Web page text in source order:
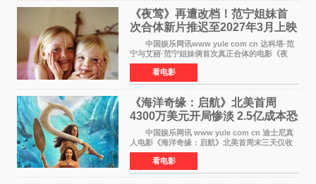
《夜莺》再遭改档！范宁姐妹首
次合体新片推迟至2027年3月上映
中国娱乐网讯www yule com cn 达科塔·范
宁与艾丽·范宁姐妹俩首次真正合体的电影《夜
莺》再度改档，从原定的2027年2月12日推迟至
同年3月19日北美上映，片方希望借此利用春假档
期争取更多年轻
看电影
《海洋奇缘：启航》北美首周
4300万美元开局惨淡 2.5亿成本恐
巨亏1亿
中国娱乐网讯 www yule com cn 迪士尼真
人电影《海洋奇缘：启航》北美首周末三天仅收
4300万美元（开画3827馆），中国内地首周票房
仅840万元人民币，全球开画票房约9500万美
元，远低于业内
看电影